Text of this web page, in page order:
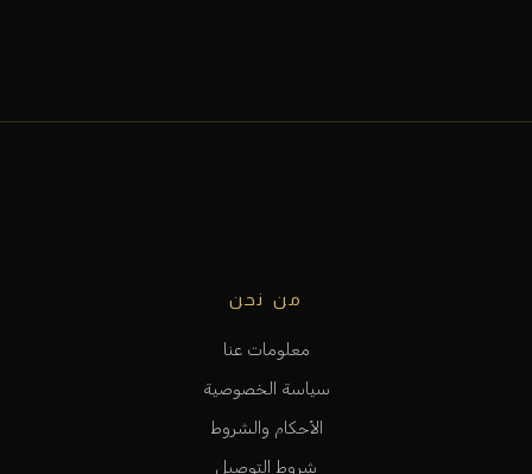
من نحن
معلومات عنا
سياسة الخصوصية
الأحكام والشروط
شروط التوصيل